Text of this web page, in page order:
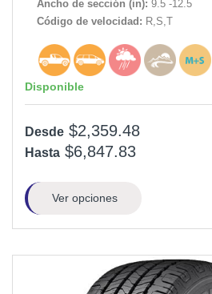
Ancho de sección (in): 9.5 -12.5
Código de velocidad: R,S,T
Disponible
Desde $2,359.48
Hasta $6,847.83
Ver opciones